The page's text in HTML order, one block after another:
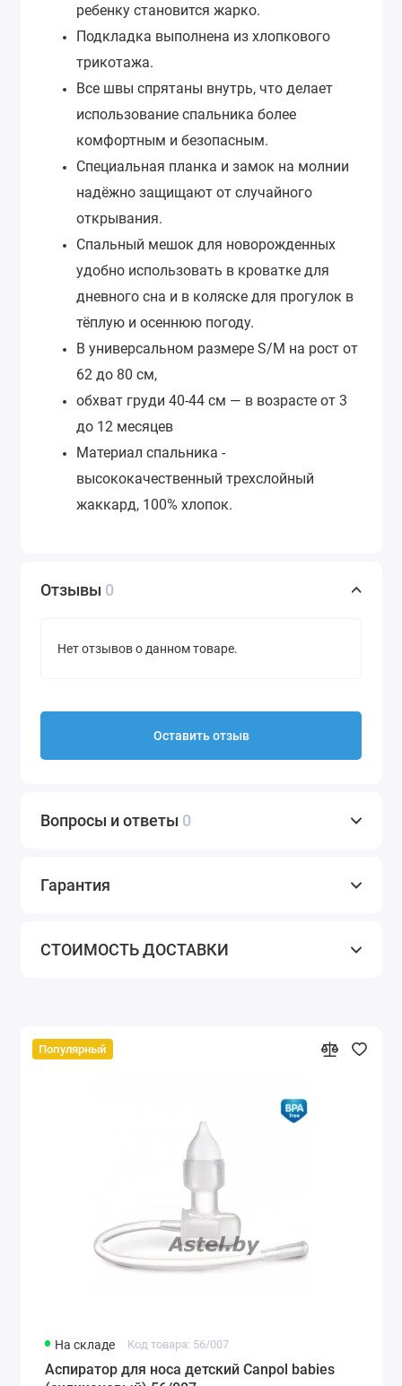
ребенку становится жарко.
Подкладка выполнена из хлопкового
трикотажа.
Все швы спрятаны внутрь, что делает
использование спальника более
комфортным и безопасным.
Специальная планка и замок на молнии
надёжно защищают от случайного
открывания.
Спальный мешок для новорожденных
удобно использовать в кроватке для
дневного сна и в коляске для прогулок в
тёплую и осеннюю погоду.
В универсальном размере S/M на рост от
62 до 80 см,
обхват груди 40-44 см — в возрасте от 3
до 12 месяцев
Материал спальника -
высококачественный трехслойный
жаккард, 100% хлопок.
Отзывы 0
Нет отзывов о данном товаре.
Оставить отзыв
Вопросы и ответы 0
Гарантия
СТОИМОСТЬ ДОСТАВКИ
Популярный
На складе Код товара: 56/007
Аспиратор для носа детский Canpol babies